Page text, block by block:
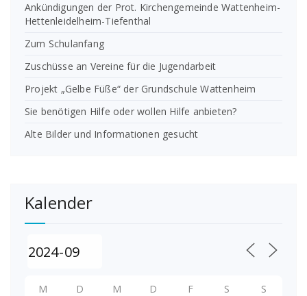
Ankündigungen der Prot. Kirchengemeinde Wattenheim-
Hettenleidelheim-Tiefenthal
Zum Schulanfang
Zuschüsse an Vereine für die Jugendarbeit
Projekt „Gelbe Füße“ der Grundschule Wattenheim
Sie benötigen Hilfe oder wollen Hilfe anbieten?
Alte Bilder und Informationen gesucht
Kalender
M D M D F S S